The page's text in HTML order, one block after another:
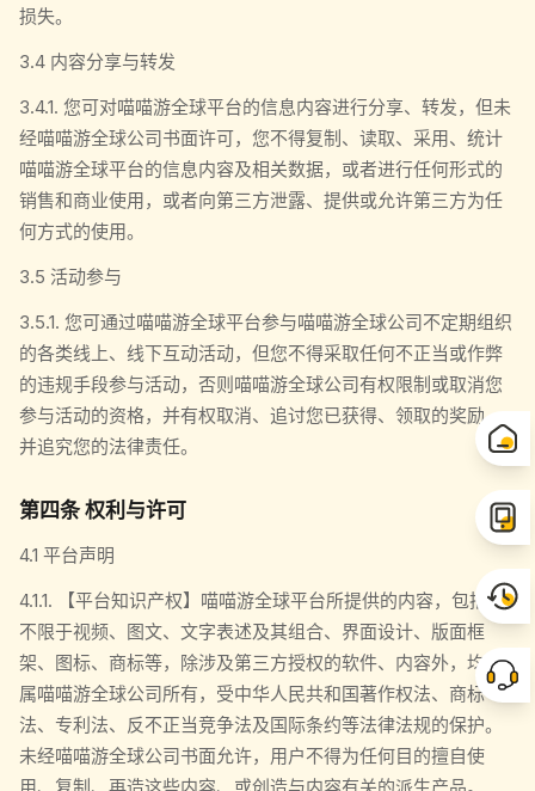
损失。
3.4 内容分享与转发
3.4.1. 您可对喵喵游全球平台的信息内容进行分享、转发，但未
经喵喵游全球公司书面许可，您不得复制、读取、采用、统计
喵喵游全球平台的信息内容及相关数据，或者进行任何形式的
销售和商业使用，或者向第三方泄露、提供或允许第三方为任
何方式的使用。
3.5 活动参与
3.5.1. 您可通过喵喵游全球平台参与喵喵游全球公司不定期组织
的各类线上、线下互动活动，但您不得采取任何不正当或作弊
的违规手段参与活动，否则喵喵游全球公司有权限制或取消您
参与活动的资格，并有权取消、追讨您已获得、领取的奖励，
并追究您的法律责任。
第四条 权利与许可
4.1 平台声明
4.1.1. 【平台知识产权】喵喵游全球平台所提供的内容，包括但
不限于视频、图文、文字表述及其组合、界面设计、版面框
架、图标、商标等，除涉及第三方授权的软件、内容外，均归
属喵喵游全球公司所有，受中华人民共和国著作权法、商标
法、专利法、反不正当竞争法及国际条约等法律法规的保护。
未经喵喵游全球公司书面允许，用户不得为任何目的擅自使